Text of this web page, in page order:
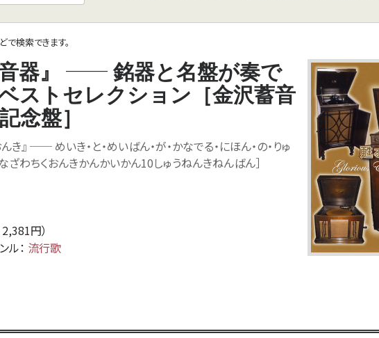
で検索できます。
器』 ── 銘器と名盤が奏で
ストセレクション［金沢蓄音
念盤］
き』 ── めいき・と・めいばん・が・かなでる・にほん・の・りゅ
なざわちくおんきかんかいかん10しゅうねんきねんばん］
円）
ル： 流行歌